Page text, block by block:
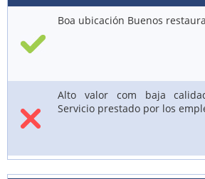
Boa ubicación Buenos
Alto valor com baja
Servicio prestado por los